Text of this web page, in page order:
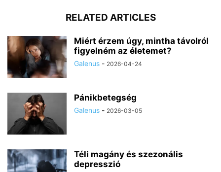
RELATED ARTICLES
Miért érzem úgy, mintha távolról
figyelném az életemet?
Galenus - 2026-04-24
Pánikbetegség
Galenus - 2026-03-05
Téli magány és szezonális
depresszió